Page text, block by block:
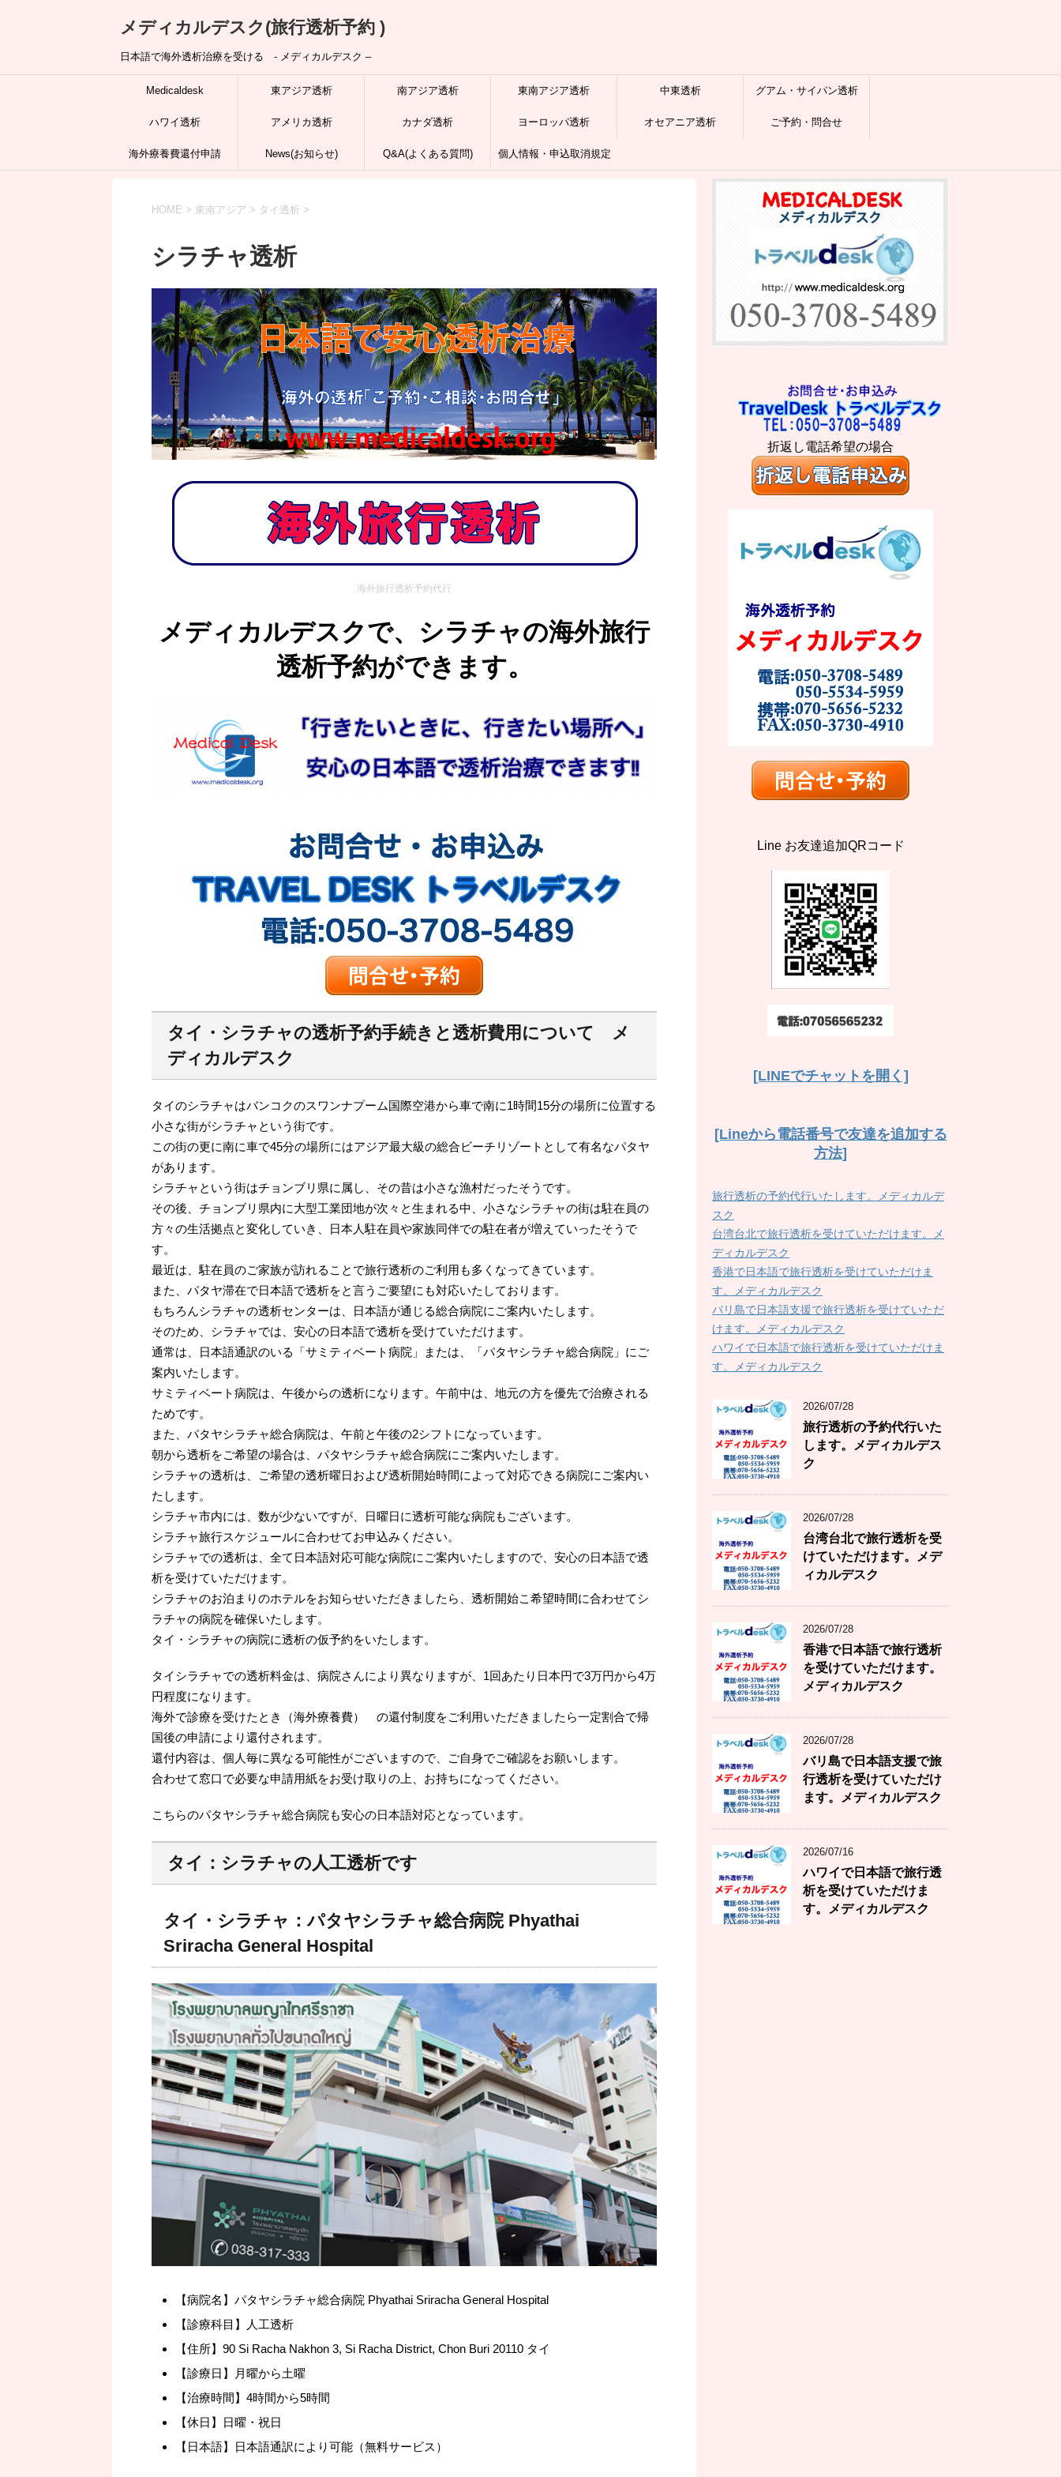
メディカルデスク(旅行透析予約 )
日本語で海外透析治療を受ける - メディカルデスク –
Medicaldesk 東アジア透析 南アジア透析 東南アジア透析 中東透析 グアム・サイパン透析
ハワイ透析 アメリカ透析 カナダ透析 ヨーロッパ透析 オセアニア透析 ご予約・問合せ
海外療養費還付申請 News(お知らせ) Q&A(よくある質問) 個人情報・申込取消規定
HOME > 東南アジア > タイ透析 >
シラチャ透析
海外旅行透析予約代行
メディカルデスクで、シラチャの海外旅行
透析予約ができます。
タイ・シラチャの透析予約手続きと透析費用について メ
ディカルデスク
タイのシラチャはバンコクのスワンナプーム国際空港から車で南に1時間15分の場所に位置する
小さな街がシラチャという街です。
この街の更に南に車で45分の場所にはアジア最大級の総合ビーチリゾートとして有名なパタヤ
があります。
シラチャという街はチョンブリ県に属し、その昔は小さな漁村だったそうです。
その後、チョンブリ県内に大型工業団地が次々と生まれる中、小さなシラチャの街は駐在員の
方々の生活拠点と変化していき、日本人駐在員や家族同伴での駐在者が増えていったそうで
す。
最近は、駐在員のご家族が訪れることで旅行透析のご利用も多くなってきています。
また、パタヤ滞在で日本語で透析をと言うご要望にも対応いたしております。
もちろんシラチャの透析センターは、日本語が通じる総合病院にご案内いたします。
そのため、シラチャでは、安心の日本語で透析を受けていただけます。
通常は、日本語通訳のいる「サミティベート病院」または、「パタヤシラチャ総合病院」にご
案内いたします。
サミティベート病院は、午後からの透析になります。午前中は、地元の方を優先で治療される
ためです。
また、パタヤシラチャ総合病院は、午前と午後の2シフトになっています。
朝から透析をご希望の場合は、パタヤシラチャ総合病院にご案内いたします。
シラチャの透析は、ご希望の透析曜日および透析開始時間によって対応できる病院にご案内い
たします。
シラチャ市内には、数が少ないですが、日曜日に透析可能な病院もございます。
シラチャ旅行スケジュールに合わせてお申込みください。
シラチャでの透析は、全て日本語対応可能な病院にご案内いたしますので、安心の日本語で透
析を受けていただけます。
シラチャのお泊まりのホテルをお知らせいただきましたら、透析開始こ希望時間に合わせてシ
ラチャの病院を確保いたします。
タイ・シラチャの病院に透析の仮予約をいたします。
タイシラチャでの透析料金は、病院さんにより異なりますが、1回あたり日本円で3万円から4万
円程度になります。
海外で診療を受けたとき（海外療養費） の還付制度をご利用いただきましたら一定割合で帰
国後の申請により還付されます。
還付内容は、個人毎に異なる可能性がございますので、ご自身でご確認をお願いします。
合わせて窓口で必要な申請用紙をお受け取りの上、お持ちになってください。
こちらのパタヤシラチャ総合病院も安心の日本語対応となっています。
タイ：シラチャの人工透析です
タイ・シラチャ：パタヤシラチャ総合病院 Phyathai
Sriracha General Hospital
【病院名】パタヤシラチャ総合病院 Phyathai Sriracha General Hospital
【診療科目】人工透析
【住所】90 Si Racha Nakhon 3, Si Racha District, Chon Buri 20110 タイ
【診療日】月曜から土曜
【治療時間】4時間から5時間
【休日】日曜・祝日
【日本語】日本語通訳により可能（無料サービス）
折返し電話希望の場合
Line お友達追加QRコード
[LINEでチャットを開く]
[Lineから電話番号で友達を追加する
方法]
旅行透析の予約代行いたします。メディカルデ
スク
台湾台北で旅行透析を受けていただけます。メ
ディカルデスク
香港で日本語で旅行透析を受けていただけま
す。メディカルデスク
バリ島で日本語支援で旅行透析を受けていただ
けます。メディカルデスク
ハワイで日本語で旅行透析を受けていただけま
す。メディカルデスク
2026/07/28
旅行透析の予約代行いた
します。メディカルデス
ク
2026/07/28
台湾台北で旅行透析を受
けていただけます。メデ
ィカルデスク
2026/07/28
香港で日本語で旅行透析
を受けていただけます。
メディカルデスク
2026/07/28
バリ島で日本語支援で旅
行透析を受けていただけ
ます。メディカルデスク
2026/07/16
ハワイで日本語で旅行透
析を受けていただけま
す。メディカルデスク